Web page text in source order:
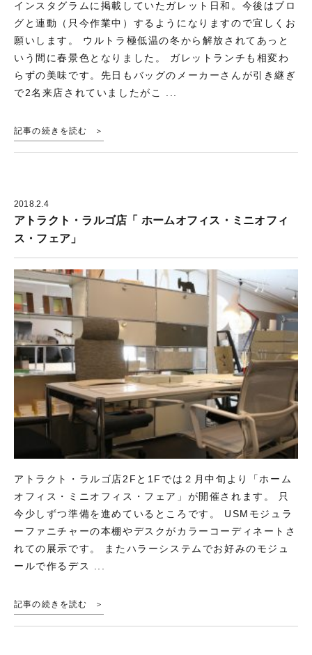
インスタグラムに掲載していたガレット日和。今後はブロ
グと連動（只今作業中）するようになりますので宜しくお
願いします。 ウルトラ極低温の冬から解放されてあっと
いう間に春景色となりました。 ガレットランチも相変わ
らずの美味です。先日もバッグのメーカーさんが引き継ぎ
で2名来店されていましたがこ ...
記事の続きを読む
2018.2.4
アトラクト・ラルゴ店「 ホームオフィス・ミニオフィ
ス・フェア」
アトラクト・ラルゴ店2Fと1Fでは２月中旬より「ホーム
オフィス・ミニオフィス・フェア」が開催されます。 只
今少しずつ準備を進めているところです。 USMモジュラ
ーファニチャーの本棚やデスクがカラーコーディネートさ
れての展示です。 またハラーシステムでお好みのモジュ
ールで作るデス ...
記事の続きを読む